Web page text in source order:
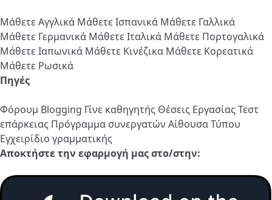
Μάθετε Αγγλικά Μάθετε Ισπανικά Μάθετε Γαλλικά
Μάθετε Γερμανικά Μάθετε Ιταλικά Μάθετε Πορτογαλικά
Μάθετε Ιαπωνικά Μάθετε Κινέζικα Μάθετε Κορεατικά
Μάθετε Ρωσικά
Πηγές
Φόρουμ Blogging Γίνε καθηγητής Θέσεις ΕργασίαςΤεστ
επάρκειας Πρόγραμμα συνεργατών Αίθουσα Τύπου
Εγχειρίδιο γραμματικής
Αποκτήστε την εφαρμογή μας στο/στην: